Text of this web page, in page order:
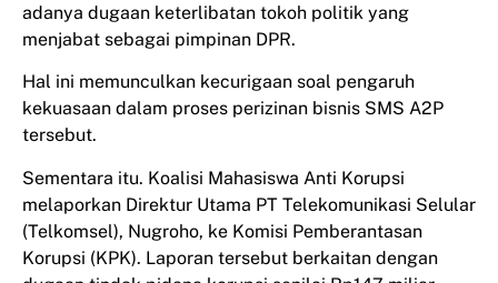
adanya dugaan keterlibatan tokoh politik yang
menjabat sebagai pimpinan DPR.
Hal ini memunculkan kecurigaan soal pengaruh
kekuasaan dalam proses perizinan bisnis SMS A2P
tersebut.
Sementara itu. Koalisi Mahasiswa Anti Korupsi
melaporkan Direktur Utama PT Telekomunikasi Selular
(Telkomsel), Nugroho, ke Komisi Pemberantasan
Korupsi (KPK). Laporan tersebut berkaitan dengan